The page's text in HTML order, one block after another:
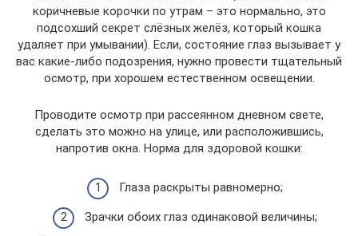
коричневые корочки по утрам – это нормально, это
подсохший секрет слёзных желёз, который кошка
удаляет при умывании). Если, состояние глаз вызывает у
вас какие-либо подозрения, нужно провести тщательный
осмотр, при хорошем естественном освещении.
Проводите осмотр при рассеянном дневном свете,
сделать это можно на улице, или расположившись,
напротив окна. Норма для здоровой кошки:
Глаза раскрыты равномерно;
Зрачки обоих глаз одинаковой величины;